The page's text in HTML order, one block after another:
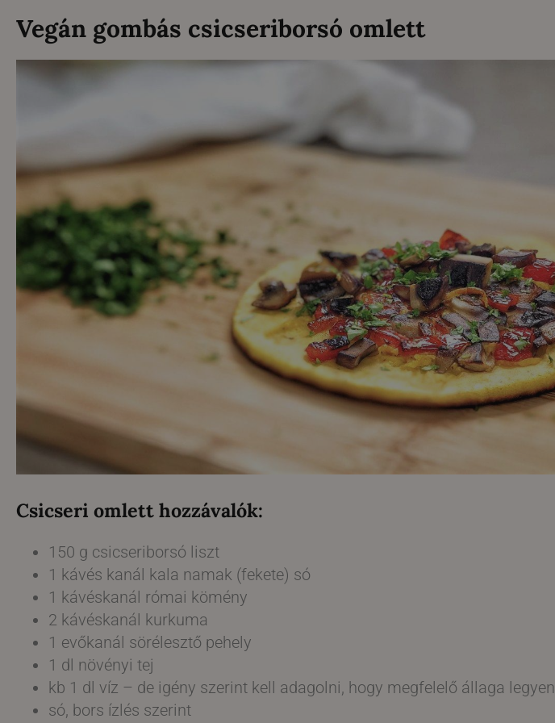
Vegán gombás csicseriborsó omlett
Csicseri omlett hozzávalók:
150 g csicseriborsó liszt
1 kávés kanál kala namak (fekete) só
1 kávéskanál római kömény
2 kávéskanál kurkuma
1 evőkanál sörélesztő pehely
1 dl növényi tej
kb 1 dl víz – de igény szerint kell adagolni, hogy megfelelő állaga legyen
só, bors ízlés szerint